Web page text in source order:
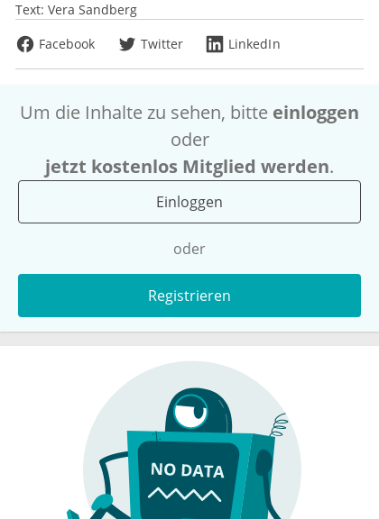
Text: Vera Sandberg
Facebook
Twitter LinkedIn
Um die Inhalte zu sehen, bitte einloggen
oder
jetzt kostenlos Mitglied werden.
Einloggen
oder
Registrieren